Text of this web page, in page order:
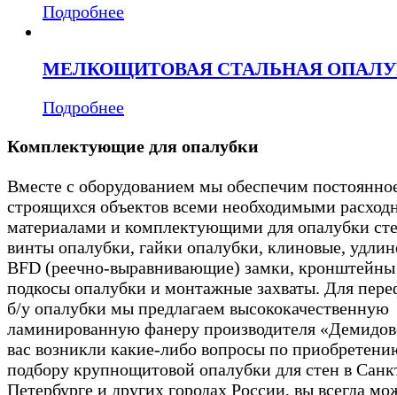
Подробнее
МЕЛКОЩИТОВАЯ СТАЛЬНАЯ
Подробнее
Комплектующие для опалубки
Вместе с оборудованием мы обеспечим
строящихся объектов всеми необходимыми
материалами и комплектующими для опалубки
винты опалубки, гайки опалубки, клиновые,
BFD (реечно-выравнивающие) замки,
подкосы опалубки и монтажные захваты. Для
б/у опалубки мы предлагаем высококачественную
ламинированную фанеру производителя
вас возникли какие-либо вопросы по
подбору крупнощитовой опалубки для стен в
Петербурге и других городах России, вы всегда